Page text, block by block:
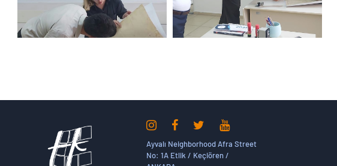
Ayvalı Neighborhood Afra Street
No: 1A Etlik / Keçiören /